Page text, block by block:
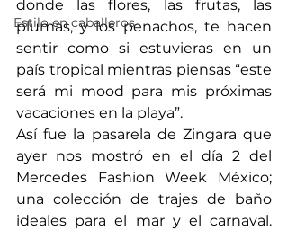
Estilo en caballeros
donde las flores, las frutas, las
plumas, y los penachos, te hacen
sentir como si estuvieras en un
país tropical mientras piensas “este
será mi mood para mis próximas
vacaciones en la playa”.
Así fue la pasarela de Zingara que
ayer nos mostró en el día 2 del
Mercedes Fashion Week México;
una colección de trajes de baño
ideales para el mar y el carnaval.